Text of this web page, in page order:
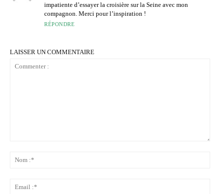
impatiente d’essayer la croisière sur la Seine avec mon
compagnon. Merci pour l’inspiration !
RÉPONDRE
LAISSER UN COMMENTAIRE